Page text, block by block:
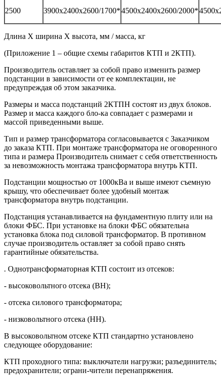
2500 3900х2400х2600/1700*4500х2400х2600/2000*
Длина Х ширина Х высота, мм / масса, кг
(Приложение 1 – общие схемы габаритов КТП и 2КТП).
Производитель оставляет за собой право изменить размер
подстанции в зависимости от ее комплектации, не
предупреждая об этом заказчика.
Размеры и масса подстанций 2КТПН состоят из двух блоков.
Размер и масса каждого бло-ка совпадает с размерами и
массой приведенными выше.
Тип и размер трансформатора согласовывается с Заказчиком
до заказа КТП. При монтаже трансформатора не оговоренного
типа и размера Производитель снимает с себя ответственность
за невозможность монтажа трансформатора внутрь КТП.
Подстанции мощностью от 1000кВа и выше имеют съемную
крышу, что обеспечивает более удобный монтаж
трансформатора внутрь подстанции.
Подстанция устанавливается на фундаментную плиту или на
блоки ФБС. При установке на блоки ФБС обязательна
установка блока под силовой трансформатор. В противном
случае производитель оставляет за собой право снять
гарантийные обязательства.
. Однотрансформаторная КТП состоит из отсеков:
- высоковольтного отсека (ВН);
- отсека силового трансформатора;
- низковольтного отсека (НН).
В высоковольтном отсеке КТП стандартно установлено
следующее оборудование:
КТП проходного типа: выключатели нагрузки; разъединитель;
предохранители; ограни-чители перенапряжения.